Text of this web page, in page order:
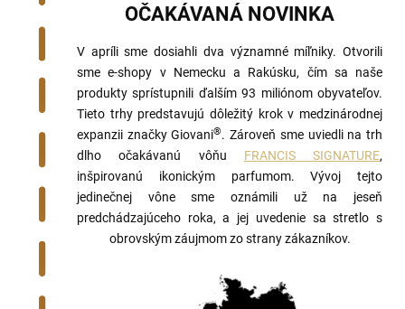
OČAKÁVANÁ NOVINKA
V apríli sme dosiahli dva významné míľniky. Otvorili
sme e-shopy v Nemecku a Rakúsku, čím sa naše
produkty sprístupnili ďalším 93 miliónom obyvateľov.
Tieto trhy predstavujú dôležitý krok v medzinárodnej
expanzii značky Giovani®. Zároveň sme uviedli na trh
dlho očakávanú vôňu FRANCIS SIGNATURE,
inšpirovanú ikonickým parfumom. Vývoj tejto
jedinečnej vône sme oznámili už na jeseň
predchádzajúceho roka, a jej uvedenie sa stretlo s
obrovským záujmom zo strany zákazníkov.